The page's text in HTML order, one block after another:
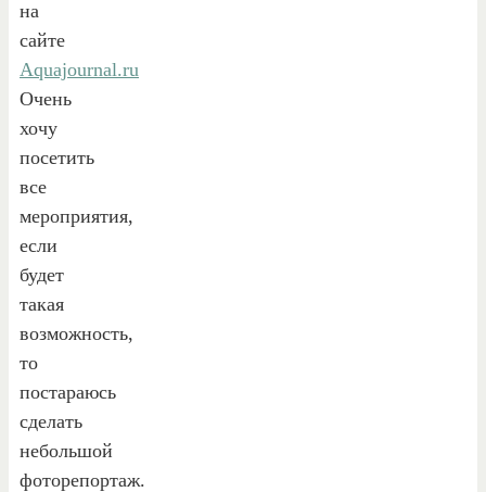
на
сайте
Aquajournal.ru
Очень
хочу
посетить
все
мероприятия,
если
будет
такая
возможность,
то
постараюсь
сделать
небольшой
фоторепортаж.